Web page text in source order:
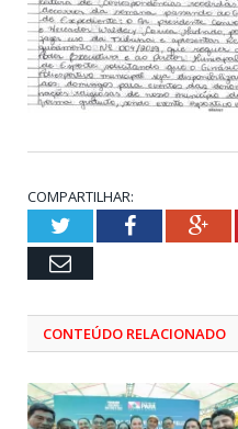
COMPARTILHAR:
TwitterFacebook
Email
CONTEÚDO RELACIONADO